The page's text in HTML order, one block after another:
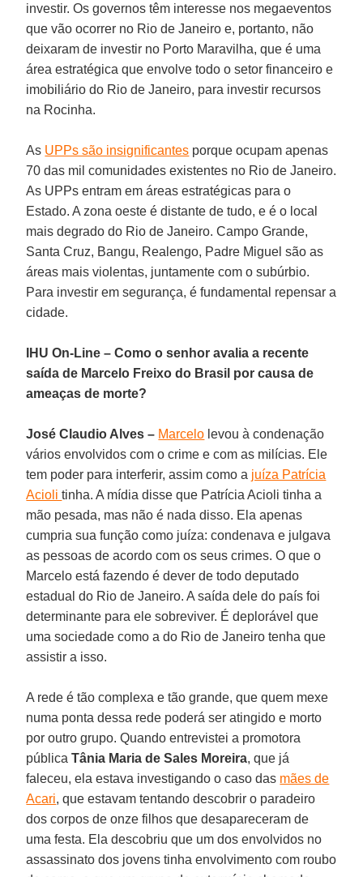
investir. Os governos têm interesse nos megaeventos
que vão ocorrer no Rio de Janeiro e, portanto, não
deixaram de investir no Porto Maravilha, que é uma
área estratégica que envolve todo o setor financeiro e
imobiliário do Rio de Janeiro, para investir recursos
na Rocinha.
As UPPs são insignificantes porque ocupam apenas
70 das mil comunidades existentes no Rio de Janeiro.
As UPPs entram em áreas estratégicas para o
Estado. A zona oeste é distante de tudo, e é o local
mais degrado do Rio de Janeiro. Campo Grande,
Santa Cruz, Bangu, Realengo, Padre Miguel são as
áreas mais violentas, juntamente com o subúrbio.
Para investir em segurança, é fundamental repensar a
cidade.
IHU On-Line – Como o senhor avalia a recente
saída de Marcelo Freixo do Brasil por causa de
ameaças de morte?
José Claudio Alves – Marcelo levou à condenação
vários envolvidos com o crime e com as milícias. Ele
tem poder para interferir, assim como a juíza Patrícia
Aciolitinha. A mídia disse que Patrícia Acioli tinha a
mão pesada, mas não é nada disso. Ela apenas
cumpria sua função como juíza: condenava e julgava
as pessoas de acordo com os seus crimes. O que o
Marcelo está fazendo é dever de todo deputado
estadual do Rio de Janeiro. A saída dele do país foi
determinante para ele sobreviver. É deplorável que
uma sociedade como a do Rio de Janeiro tenha que
assistir a isso.
A rede é tão complexa e tão grande, que quem mexe
numa ponta dessa rede poderá ser atingido e morto
por outro grupo. Quando entrevistei a promotora
públicaTânia Maria de Sales Moreira, que já
faleceu, ela estava investigando o caso das mães de
Acari, que estavam tentando descobrir o paradeiro
dos corpos de onze filhos que desapareceram de
uma festa. Ela descobriu que um dos envolvidos no
assassinato dos jovens tinha envolvimento com roubo